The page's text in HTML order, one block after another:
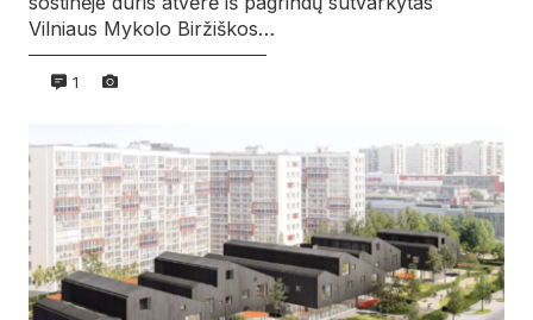
Vilniaus Mykolo Biržiškos…
1